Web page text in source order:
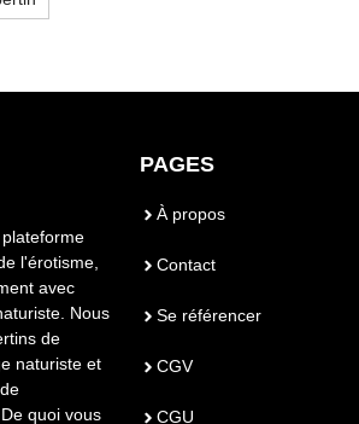
l'érotisme,
avec
Nous
de
naturiste et
quoi vous
PAGES
À propos
Contact
Se référencer
CGV
CGU